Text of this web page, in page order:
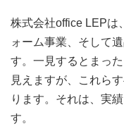
株式会社office LEPは
ォーム事業、そして
す。一見するとまっ
見えますが、これら
ります。それは、実
す。